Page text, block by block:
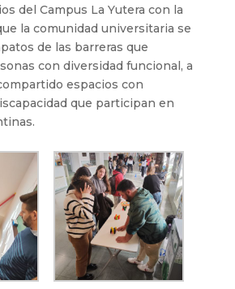
del Campus La Yutera con la
la comunidad universitaria se
de las barreras que
con diversidad funcional, a
espacios con
que participan en